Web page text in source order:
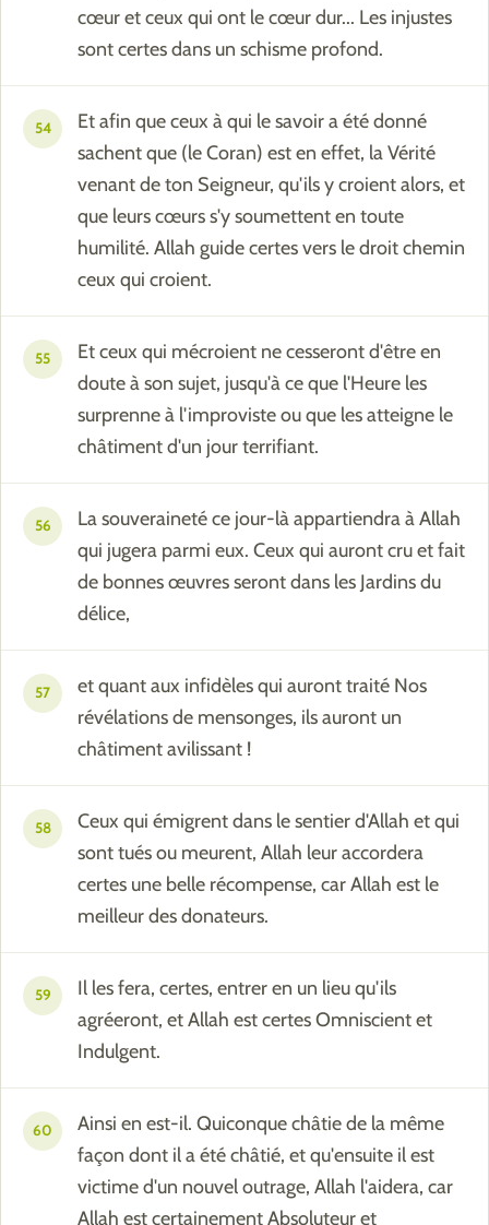
cœur et ceux qui ont le cœur dur... Les injustes
sont certes dans un schisme profond.
54
Et afin que ceux à qui le savoir a été donné
sachent que (le Coran) est en effet, la Vérité
venant de ton Seigneur, qu'ils y croient alors, et
que leurs cœurs s'y soumettent en toute
humilité. Allah guide certes vers le droit chemin
ceux qui croient.
55
Et ceux qui mécroient ne cesseront d'être en
doute à son sujet, jusqu'à ce que l'Heure les
surprenne à l'improviste ou que les atteigne le
châtiment d'un jour terrifiant.
56
La souveraineté ce jour-là appartiendra à Allah
qui jugera parmi eux. Ceux qui auront cru et fait
de bonnes œuvres seront dans les Jardins du
délice,
57
et quant aux infidèles qui auront traité Nos
révélations de mensonges, ils auront un
châtiment avilissant !
58
Ceux qui émigrent dans le sentier d'Allah et qui
sont tués ou meurent, Allah leur accordera
certes une belle récompense, car Allah est le
meilleur des donateurs.
59
Il les fera, certes, entrer en un lieu qu'ils
agréeront, et Allah est certes Omniscient et
Indulgent.
60
Ainsi en est-il. Quiconque châtie de la même
façon dont il a été châtié, et qu'ensuite il est
victime d'un nouvel outrage, Allah l'aidera, car
Allah est certainement Absoluteur et